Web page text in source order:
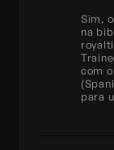
Sim,
na
com
para